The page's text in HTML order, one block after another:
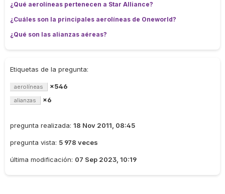
¿Qué aerolíneas pertenecen a Star Alliance?
¿Cuáles son la principales aerolíneas de Oneworld?
¿Qué son las alianzas aéreas?
Etiquetas de la pregunta:
aerolíneas ×546
alianzas ×6
pregunta realizada: 18 Nov 2011, 08:45
pregunta vista: 5 978 veces
última modificación: 07 Sep 2023, 10:19